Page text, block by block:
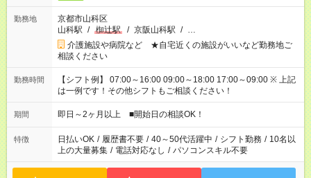
勤務地
京都市山科区
山科駅 / 椥辻駅 / 京阪山科駅 / …
介護施設や病院など ★自宅近くの施設がいいなど勤務地ご
相談ください
勤務時間
【シフト例】 07:00～16:00 09:00～18:00 17:00～09:00 ※ 上記
は一例です！その他シフトもご相談ください！
期間 即日～2ヶ月以上 ■開始日の相談OK！
特徴 日払いOK / 履歴書不要 / 40～50代活躍中 / シフト勤務 / 10名以
上の大量募集 / 電話対応なし / パソコンスキル不要